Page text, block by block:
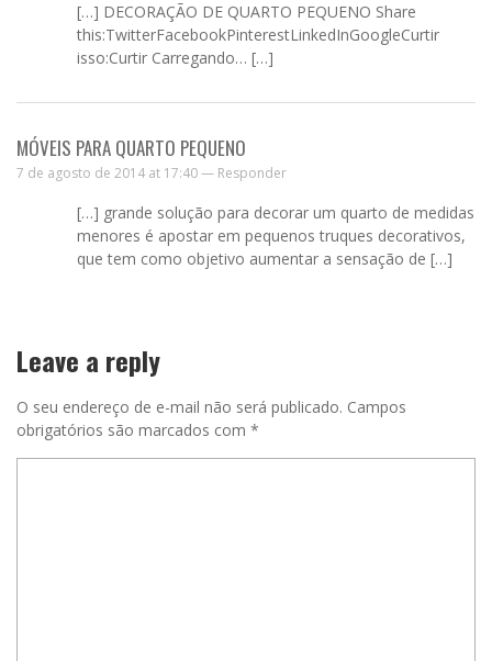
[…] DECORAÇÃO DE QUARTO PEQUENO Share
this:TwitterFacebookPinterestLinkedInGoogleCurtir
isso:Curtir Carregando… […]
MÓVEIS PARA QUARTO PEQUENO
7 de agosto de 2014 at 17:40 — Responder
[…] grande solução para decorar um quarto de medidas
menores é apostar em pequenos truques decorativos,
que tem como objetivo aumentar a sensação de […]
Leave a reply
O seu endereço de e-mail não será publicado. Campos
obrigatórios são marcados com *